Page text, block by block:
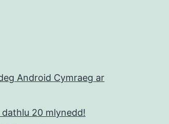
Android Cymraeg ar
20 mlynedd!